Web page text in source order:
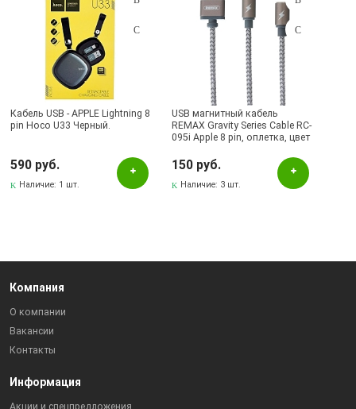
Кабель USB - APPLE Lightning 8
pin Hoco U33 Черный.
590 руб.
Наличие: 1 шт.
USB магнитный кабель
REMAX Gravity Series Cable RC-
095i Apple 8 pin, оплетка, цвет
цена
150 руб.
Наличие: 3 шт.
Компания
О компании
Вакансии
Контакты
Информация
Акции и спецпредложения